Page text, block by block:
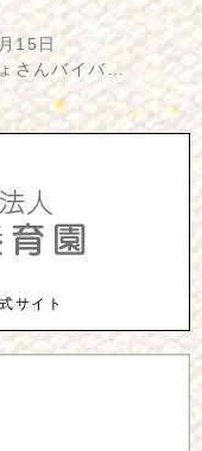
15日
さんバイバ…
サイト